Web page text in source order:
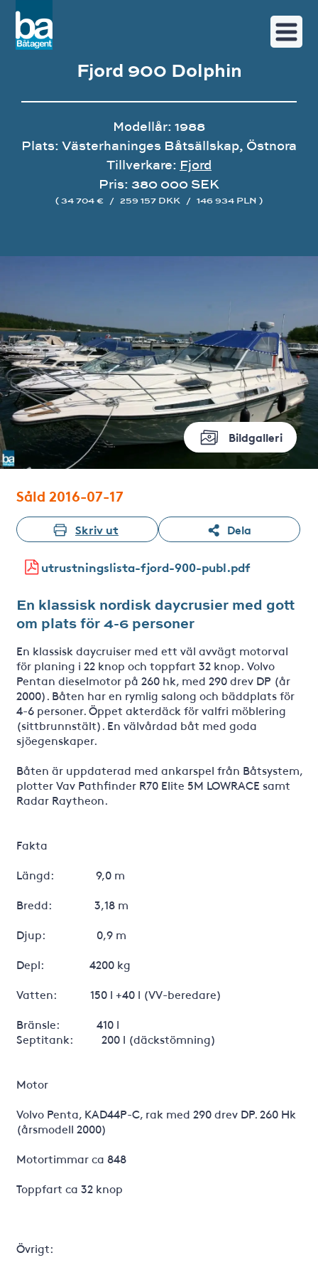
Bildgalleri
Fjord 900 Dolphin
Modellår: 1988
Plats: Västerhaninges Båtsällskap, Östnora
Tillverkare: Fjord
Pris: 380 000 SEK
( 34 704 € / 259 157 DKK / 146 934 PLN )
Såld 2016-07-17
Skriv ut Dela
utrustningslista-fjord-900-publ.pdf
En klassisk nordisk daycrusier med gott
om plats för 4-6 personer
En klassisk daycruiser med ett väl avvägt motorval
för planing i 22 knop och toppfart 32 knop. Volvo
Pentan dieselmotor på 260 hk, med 290 drev DP (år
2000). Båten har en rymlig salong och bäddplats för
4-6 personer. Öppet akterdäck för valfri möblering
(sittbrunnstält). En välvårdad båt med goda
sjöegenskaper.
Båten är uppdaterad med ankarspel från Båtsystem,
plotter Vav Pathfinder R70 Elite 5M LOWRACE samt
Radar Raytheon.
Fakta
Längd: 9,0 m
Bredd: 3,18 m
Djup: 0,9 m
Depl: 4200 kg
Vatten: 150 l +40 l (VV-beredare)
Bränsle: 410 l
Septitank: 200 l (däckstömning)
Motor
Volvo Penta, KAD44P-C, rak med 290 drev DP. 260 Hk
(årsmodell 2000)
Motortimmar ca 848
Toppfart ca 32 knop
Övrigt: